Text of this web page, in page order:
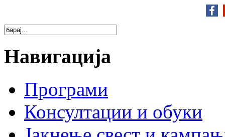
Навигација
Програми
Консултации и обуки